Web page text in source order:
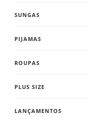
SUNGAS
PIJAMAS
ROUPAS
PLUS SIZE
LANÇAMENTOS